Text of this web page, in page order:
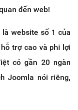
đến web!
website số 1 của
trợ cao và phi lợi
có gần 20 ngàn
Joomla nói riêng,